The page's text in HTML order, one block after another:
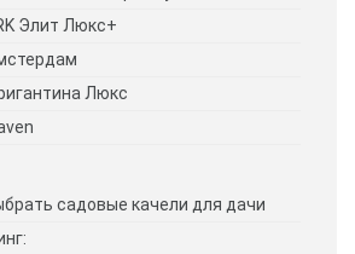
Элит Люкс+
Люкс
садовые качели для дачи